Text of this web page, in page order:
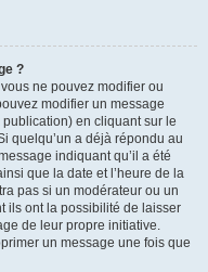
?
ne pouvez modifier ou
modifier un message
en cliquant sur le
quelqu’un a déjà répondu au
indiquant qu’il a été
que la date et l’heure de la
pas si un modérateur ou un
ils ont la possibilité de laisser
de leur propre initiative.
un message une fois que